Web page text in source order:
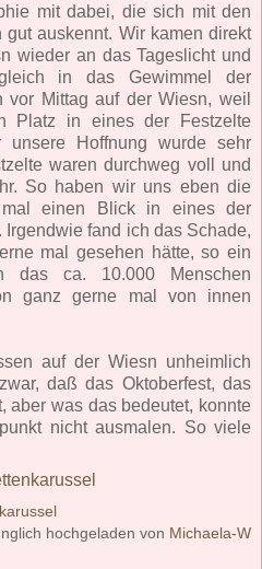
mit dabei, die sich mit den
gut auskennt. Wir kamen direkt
wieder an das Tageslicht und
in das Gewimmel der
vor Mittag auf der Wiesn, weil
Platz in eines der Festzelte
unsere Hoffnung wurde sehr
waren durchweg voll und
So haben wir uns eben die
mal einen Blick in eines der
fand ich das Schade,
mal gesehen hätte, so ein
das ca. 10.000 Menschen
ganz gerne mal von innen
auf der Wiesn unheimlich
daß das Oktoberfest, das
aber was das bedeutet, konnte
nicht ausmalen. So viele
hochgeladen von Michaela-W